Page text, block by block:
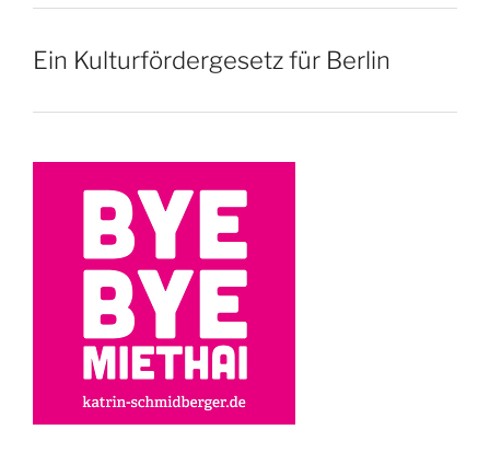
Ein Kulturfördergesetz für Berlin